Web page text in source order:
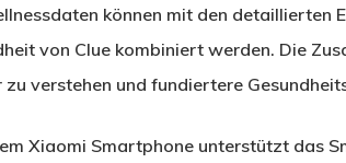
können mit den detaillierten
von Clue kombiniert werden. Die
verstehen und fundiertere
Xiaomi Smartphone unterstützt das